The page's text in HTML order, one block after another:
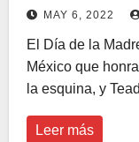
comprar
MAY 6, 2022
El Día de la
México que
la esquina, y
Leer más